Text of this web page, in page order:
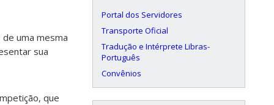
uma mesma
sua
que
Portal dos Servidores
Transporte Oficial
Tradução e Intérprete Libras-
Português
Convênios